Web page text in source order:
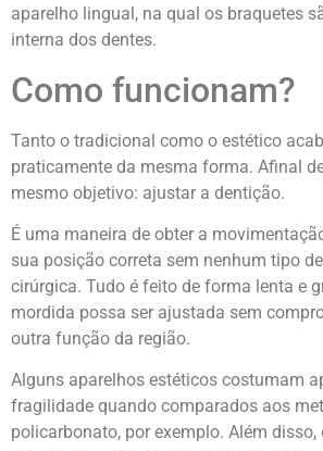
aparelho lingual, na qual os braquetes
interna dos dentes.
Como funcionam?
Tanto o tradicional como o estético
praticamente da mesma forma. Afinal
mesmo objetivo: ajustar a dentição.
É uma maneira de obter a
sua posição correta sem nenhum tipo
cirúrgica. Tudo é feito de forma lenta e
mordida possa ser ajustada sem
outra função da região.
Alguns aparelhos estéticos costumam
fragilidade quando comparados aos
policarbonato, por exemplo. Além disso,